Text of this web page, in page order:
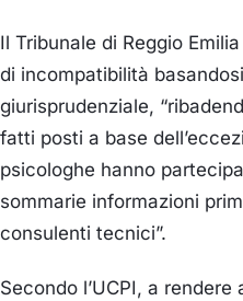
Il Tribunale di Reggio
di incompatibilità
giurisprudenziale,
fatti posti a base
psicologhe hanno
sommarie informazioni
consulenti tecnici”.
Secondo l’UCPI, a